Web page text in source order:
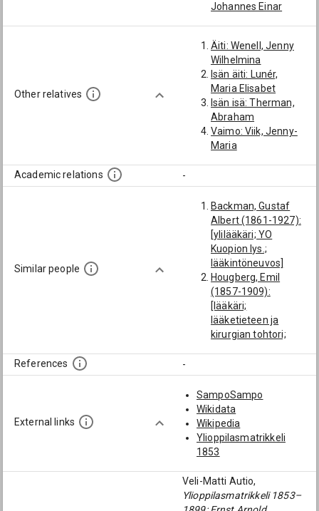
Johannes Einar
Other relatives
Äiti: Wenell, Jenny
Wilhelmina
Isän äiti: Lunér,
Maria Elisabet
Isän isä: Therman,
Abraham
Vaimo: Viik, Jenny-
Maria
Academic relations -
Similar people
Backman, Gustaf
Albert (1861-1927):
[ylilääkäri; YO
Kuopion lys.;
lääkintöneuvos]
Hougberg, Emil
(1857-1909):
[lääkäri;
lääketieteen ja
kirurgian tohtori;
Palander (→
Suolahti), Eino Emil
Waldemar (1879-
1951): [lääkäri;
lääketieteen ja
kirurgian tohtori;
Horelli, Edvard
Johan (1871-1946):
[lääkäri; ylilääkäri;
References -
External links
SampoSampo
Wikidata
Wikipedia
Ylioppilasmatrikkeli
1853
Veli-Matti Autio,
Ylioppilasmatrikkeli 1853–